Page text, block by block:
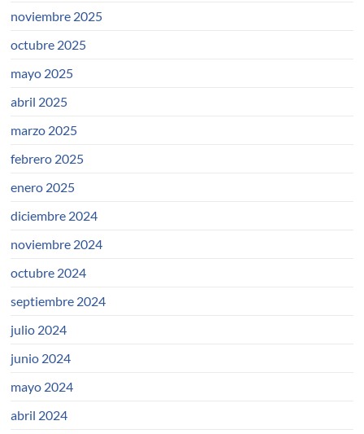
noviembre 2025
octubre 2025
mayo 2025
abril 2025
marzo 2025
febrero 2025
enero 2025
diciembre 2024
noviembre 2024
octubre 2024
septiembre 2024
julio 2024
junio 2024
mayo 2024
abril 2024